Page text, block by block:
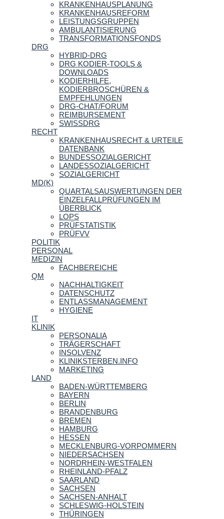
KRANKENHAUSPLANUNG
KRANKENHAUSREFORM
LEISTUNGSGRUPPEN
AMBULANTISIERUNG
TRANSFORMATIONSFONDS
DRG
HYBRID-DRG
DRG KODIER-TOOLS &
DOWNLOADS
KODIERHILFE,
KODIERBROSCHÜREN &
EMPFEHLUNGEN
DRG-CHAT/FORUM
REIMBURSEMENT
SWISSDRG
RECHT
KRANKENHAUSRECHT & URTEILE
DATENBANK
BUNDESSOZIALGERICHT
LANDESSOZIALGERICHT
SOZIALGERICHT
MD(K)
QUARTALSAUSWERTUNGEN DER
EINZELFALLPRÜFUNGEN IM
ÜBERBLICK
LOPS
PRÜFSTATISTIK
PRÜFVV
POLITIK
PERSONAL
MEDIZIN
FACHBEREICHE
QM
NACHHALTIGKEIT
DATENSCHUTZ
ENTLASSMANAGEMENT
HYGIENE
IT
KLINIK
PERSONALIA
TRÄGERSCHAFT
INSOLVENZ
KLINIKSTERBEN.INFO
MARKETING
LAND
BADEN-WÜRTTEMBERG
BAYERN
BERLIN
BRANDENBURG
BREMEN
HAMBURG
HESSEN
MECKLENBURG-VORPOMMERN
NIEDERSACHSEN
NORDRHEIN-WESTFALEN
RHEINLAND-PFALZ
SAARLAND
SACHSEN
SACHSEN-ANHALT
SCHLESWIG-HOLSTEIN
THÜRINGEN